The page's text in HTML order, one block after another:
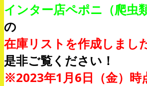
インター店ペポニ（爬虫
の
在庫リストを作成しまし
是非ご覧ください！
※2023年1月6日（金）時